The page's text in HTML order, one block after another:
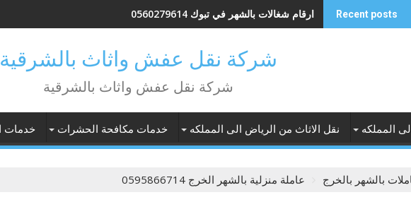
Recent posts ارقام شغالات بالشهر في تبوك 0560279614
شركة نقل عفش واثاث بالشرقية
شركة نقل عفش واثاث بالشرقية
المملكه نقل الاثاث من الرياض الى المملكه خدمات مكافحة الحشرات خدمات
بالشهر بالخرج عاملة منزلية بالشهر الخرج 0595866714